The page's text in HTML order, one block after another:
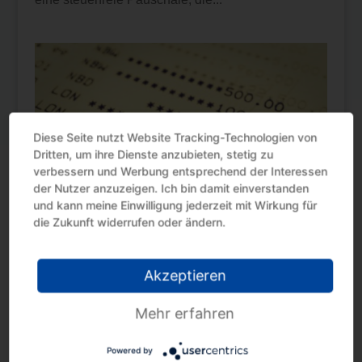
Darlehen mit nahestehenden Personen
von Nov. 21, 2025
Bei Darlehensverhältnissen zwischen
nahestehenden Personen sind Besonderheiten zu
Diese Seite nutzt Website Tracking-Technologien von
Dritten, um ihre Dienste anzubieten, stetig zu
verbessern und Werbung entsprechend der Interessen
der Nutzer anzuzeigen. Ich bin damit einverstanden
und kann meine Einwilligung jederzeit mit Wirkung für
die Zukunft widerrufen oder ändern.
Akzeptieren
Mehr erfahren
Powered by